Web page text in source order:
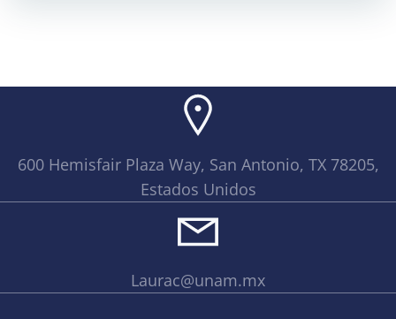
600 Hemisfair Plaza Way, San Antonio, TX 78205,
Estados Unidos
Laurac@unam.mx